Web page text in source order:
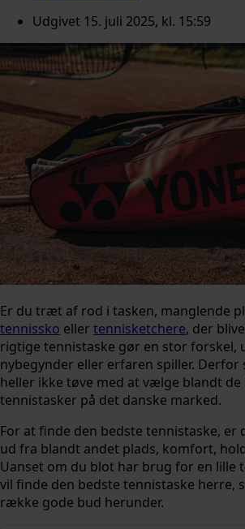
Udgivet 15. juli 2025, kl. 15:59
Er du træt af rod i tasken, manglende
tennissko eller tennisketchere, der
rigtige tennistaske gør en stor forskel,
nybegynder eller erfaren spiller. Derfor
heller ikke tøve med at vælge blandt de
tennistasker på det danske marked.
For at finde den bedste tennistaske,
ud fra blandt andet plads, komfort,
Uanset om du blot har brug for en lille
vil finde den bedste tennistaske herre,
række gode bud herunder.